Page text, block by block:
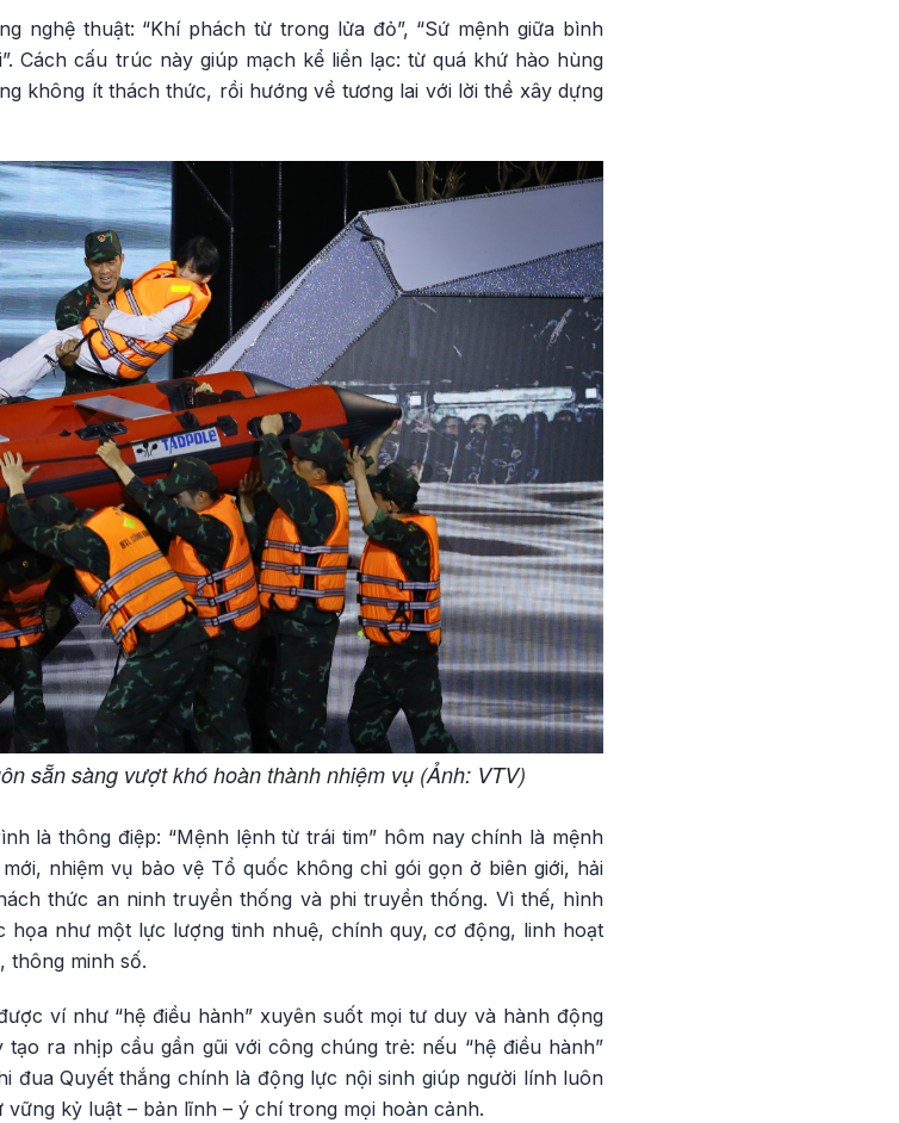
nghệ thuật: “Khí phách từ trong lửa đỏ”, “Sứ mệnh giữa bình
Cách cấu trúc này giúp mạch kể liền lạc: từ quá khứ hào hùng
không ít thách thức, rồi hướng về tương lai với lời thề xây dựng
sẵn sàng vượt khó hoàn thành nhiệm vụ (Ảnh: VTV)
là thông điệp: “Mệnh lệnh từ trái tim” hôm nay chính là mệnh
nhiệm vụ bảo vệ Tổ quốc không chỉ gói gọn ở biên giới, hải
thức an ninh truyền thống và phi truyền thống. Vì thế, hình
họa như một lực lượng tinh nhuệ, chính quy, cơ động, linh hoạt
thông minh số.
ví như “hệ điều hành” xuyên suốt mọi tư duy và hành động
ra nhịp cầu gần gũi với công chúng trẻ: nếu “hệ điều hành”
đua Quyết thắng chính là động lực nội sinh giúp người lính luôn
kỷ luật – bản lĩnh – ý chí trong mọi hoàn cảnh.